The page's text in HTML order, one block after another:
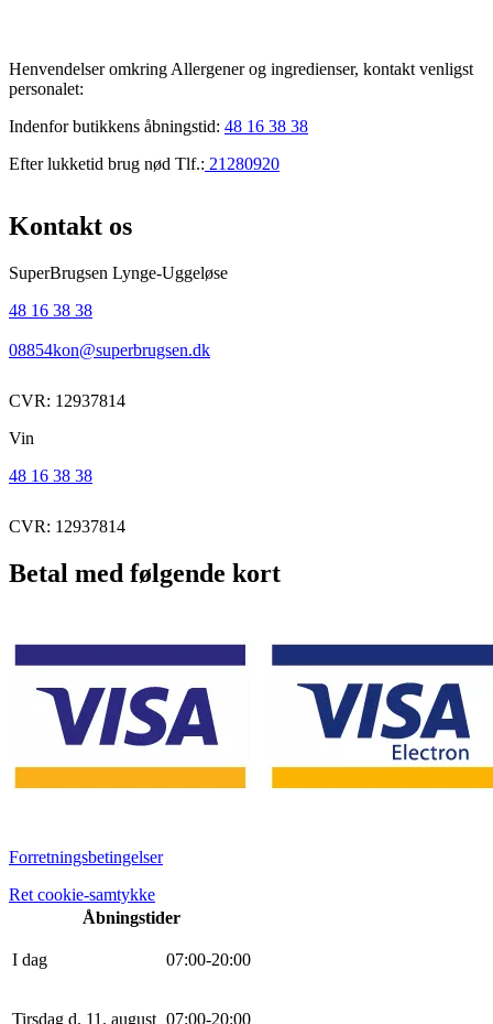
Henvendelser omkring Allergener og ingredienser, kontakt venligst
personalet:
Indenfor butikkens åbningstid: 48 16 38 38
Efter lukketid brug nød Tlf.: 21280920
Kontakt os
SuperBrugsen Lynge-Uggeløse
48 16 38 38
08854kon@superbrugsen.dk
CVR: 12937814
Vin
48 16 38 38
CVR: 12937814
Betal med følgende kort
Forretningsbetingelser
Ret cookie-samtykke
Åbningstider
I dag 07:00-20:00
Tirsdag d. 11. august 07:00-20:00